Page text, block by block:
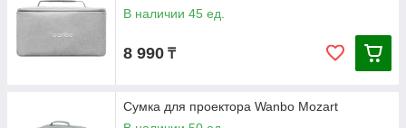
В наличии 45 ед.
8 990 ₸
Сумка для проектора Wanbo Mozart